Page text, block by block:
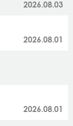
2026.08.03
2026.08.01
2026.08.01